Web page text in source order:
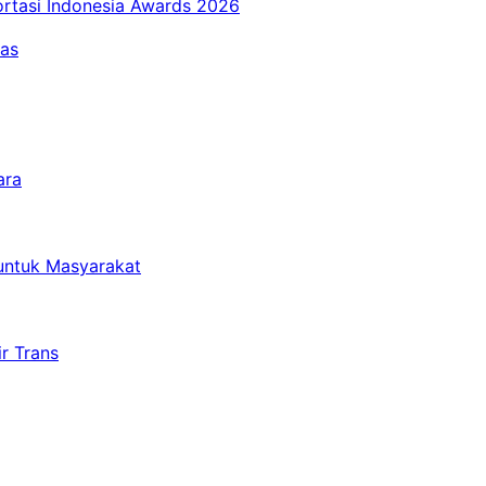
Indonesia Awards 2026
Masyarakat
Trans